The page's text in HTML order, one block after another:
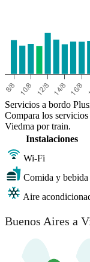
Servicios a bordo
Compara los
Viedma por train.
Instalaciones
Wi-Fi
Comida y bebida
Aire
Buenos Aires a